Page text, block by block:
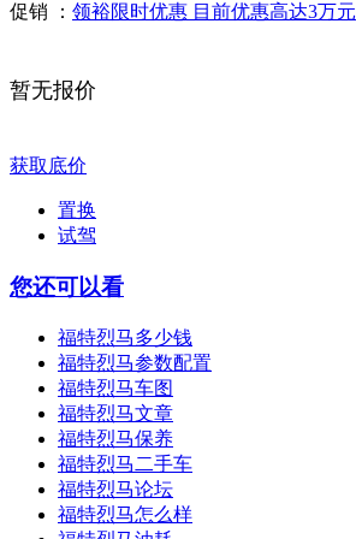
促销 ： 领裕限时优惠 目前优惠高达3万元
暂无报价
获取底价
置换
试驾
您还可以看
福特烈马多少钱
福特烈马参数配置
福特烈马车图
福特烈马文章
福特烈马保养
福特烈马二手车
福特烈马论坛
福特烈马怎么样